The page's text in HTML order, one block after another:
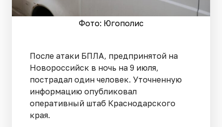
Фото: Югополис
После атаки БПЛА, предпринятой на
Новороссийск в ночь на 9 июля,
пострадал один человек. Уточненную
информацию опубликовал
оперативный штаб Краснодарского
края.